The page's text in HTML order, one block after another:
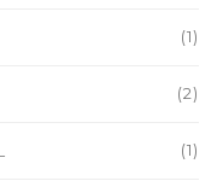
(1)
(2)
(1)